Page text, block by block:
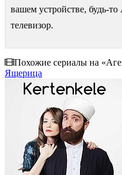
вашем устройстве, будь-
телевизор.
Похожие сериалы на
Ящерица